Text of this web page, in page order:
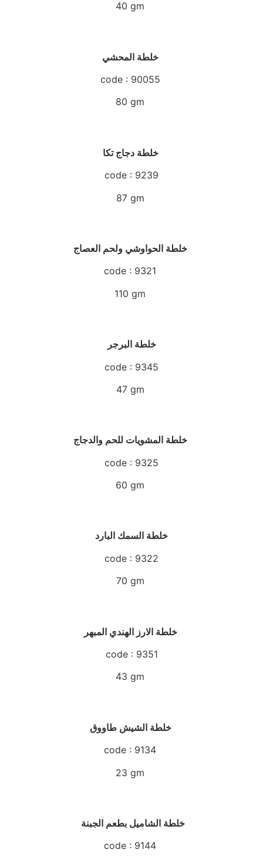
40 gm
code : 90055
80 gm
خلطة دجاج تكا
code : 9239
87 gm
code : 9321
110 gm
خلطة البرجر
code : 9345
47 gm
code : 9325
60 gm
خلطة السمك البارد
code : 9322
70 gm
خلطة الارز الهندي المبهر
code : 9351
43 gm
خلطة الشيش طاووق
code : 9134
23 gm
خلطة الشاميل بطعم الجبنة
code : 9144